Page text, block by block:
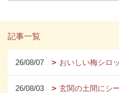
記事一覧
26/08/07 おいしい梅シロ
26/08/03 玄関の土間にシ